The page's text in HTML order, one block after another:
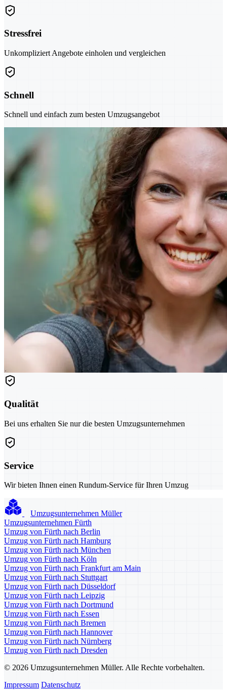
Stressfrei
Unkompliziert Angebote einholen und vergleichen
Schnell
Schnell und einfach zum besten Umzugsangebot
Qualität
Bei uns erhalten Sie nur die besten Umzugsunternehmen
Service
Wir bieten Ihnen einen Rundum-Service für Ihren Umzug
Umzugsunternehmen Müller
Umzugsunternehmen Fürth
Umzug von Fürth nach Berlin
Umzug von Fürth nach Hamburg
Umzug von Fürth nach München
Umzug von Fürth nach Köln
Umzug von Fürth nach Frankfurt am Main
Umzug von Fürth nach Stuttgart
Umzug von Fürth nach Düsseldorf
Umzug von Fürth nach Leipzig
Umzug von Fürth nach Dortmund
Umzug von Fürth nach Essen
Umzug von Fürth nach Bremen
Umzug von Fürth nach Hannover
Umzug von Fürth nach Nürnberg
Umzug von Fürth nach Dresden
© 2026 Umzugsunternehmen Müller. Alle Rechte vorbehalten.
Impressum Datenschutz